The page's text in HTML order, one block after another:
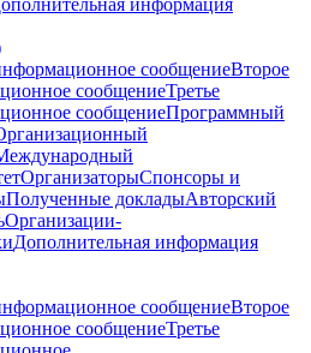
информация
сообщениеВторое
сообщениеТретье
сообщениеПрограммный
ОрганизаторыСпонсоры и
Полученные докладыАвторский
Организации-
Дополнительная информация
сообщениеВторое
сообщениеТретье